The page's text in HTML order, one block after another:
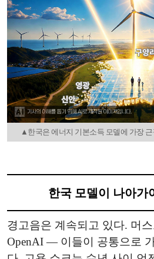
▲한국은 에너지 기본소득 모델에 가장
한국 모델이 나아가
경고음은 계속되고 있다. 머
OpenAI — 이들이 공통으로